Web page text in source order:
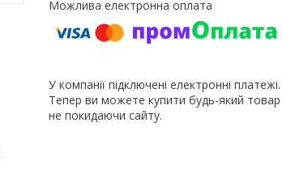
У компанії підключені електронні платежі.
Тепер ви можете купити будь-який товар
не покидаючи сайту.